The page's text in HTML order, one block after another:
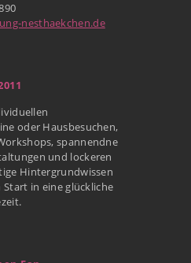
nesthaekchen.de
oder Hausbesuchen,
spannendne
und lockeren
Hintergrundwissen
in eine glückliche